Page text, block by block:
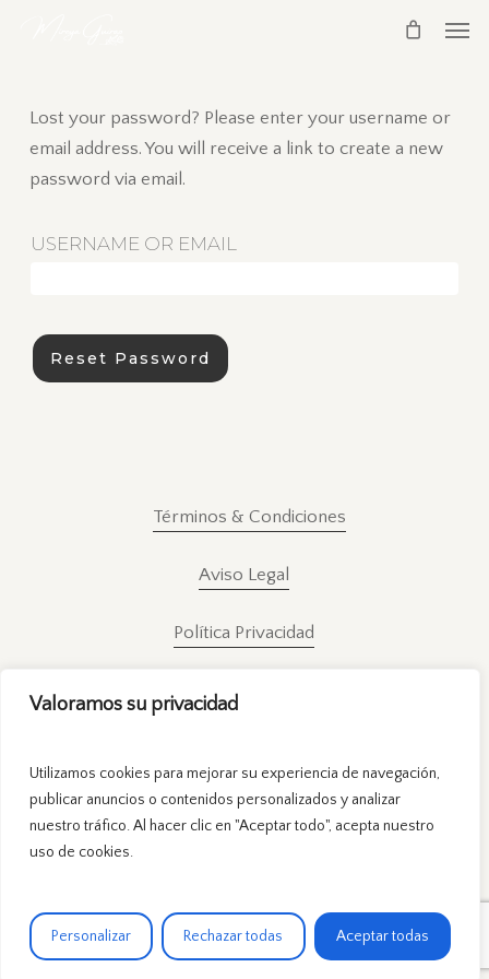
Valoramos su privacidad
Utilizamos cookies para mejorar su experiencia de navegación,
publicar anuncios o contenidos personalizados y analizar
nuestro tráfico. Al hacer clic en "Aceptar todo", acepta nuestro
uso de cookies.
Personalizar Rechazar todas Aceptar todas
Lost your password? Please enter your username or
email address. You will receive a link to create a new
password via email.
USERNAME OR EMAIL
Reset Password
Términos & Condiciones
Aviso Legal
Política Privacidad
© Mireya Guirao 2026